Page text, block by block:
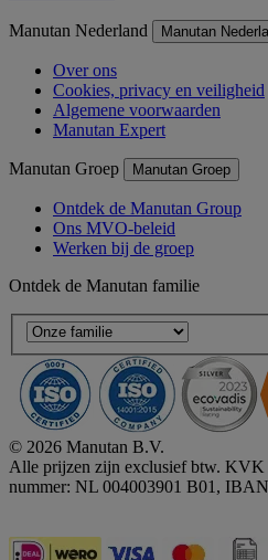
Manutan Nederland Manutan
Over ons
Cookies, privacy en veiligheid
Algemene voorwaarden
Manutan Expert
Manutan Groep Manutan Groep
Ontdek de Manutan Group
Ons MVO-beleid
Werken bij de groep
Ontdek de Manutan familie
© 2026 Manutan B.V.
Alle prijzen zijn exclusief btw.
nummer: NL 004003901 B01,